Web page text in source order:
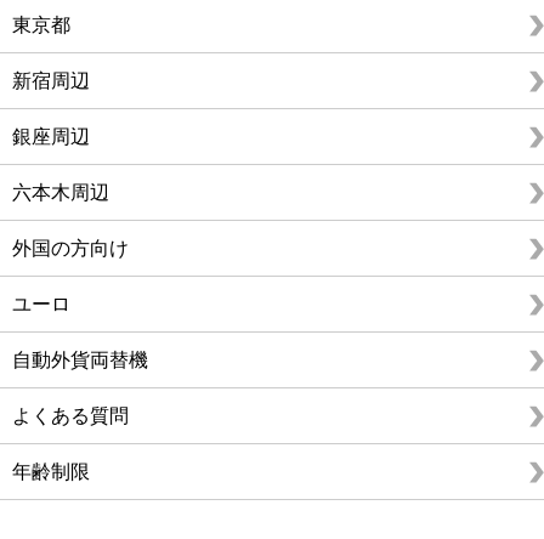
東京都
新宿周辺
銀座周辺
六本木周辺
外国の方向け
ユーロ
自動外貨両替機
よくある質問
年齢制限